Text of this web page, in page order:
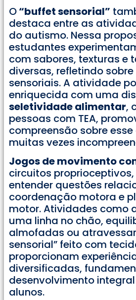
O“buffet sensorial”
destaca entre as
do autismo. Nessa
estudantes
com sabores, texturas e
diversas, refletindo
sensoriais. A atividade
enriquecida com uma
seletividade alimentar,
pessoas com TEA,
compreensão sobre
muitas vezes
Jogos de movimento
circuitos
entender questões
coordenação motora e
motor. Atividades como
uma linha no chão,
almofadas ou
sensorial” feito com
proporcionam
diversificadas,
desenvolvimento
alunos.